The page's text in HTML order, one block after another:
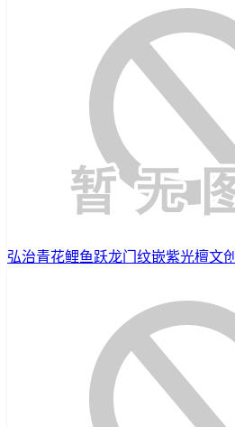
弘治青花鲤鱼跃龙门纹嵌紫光檀文创